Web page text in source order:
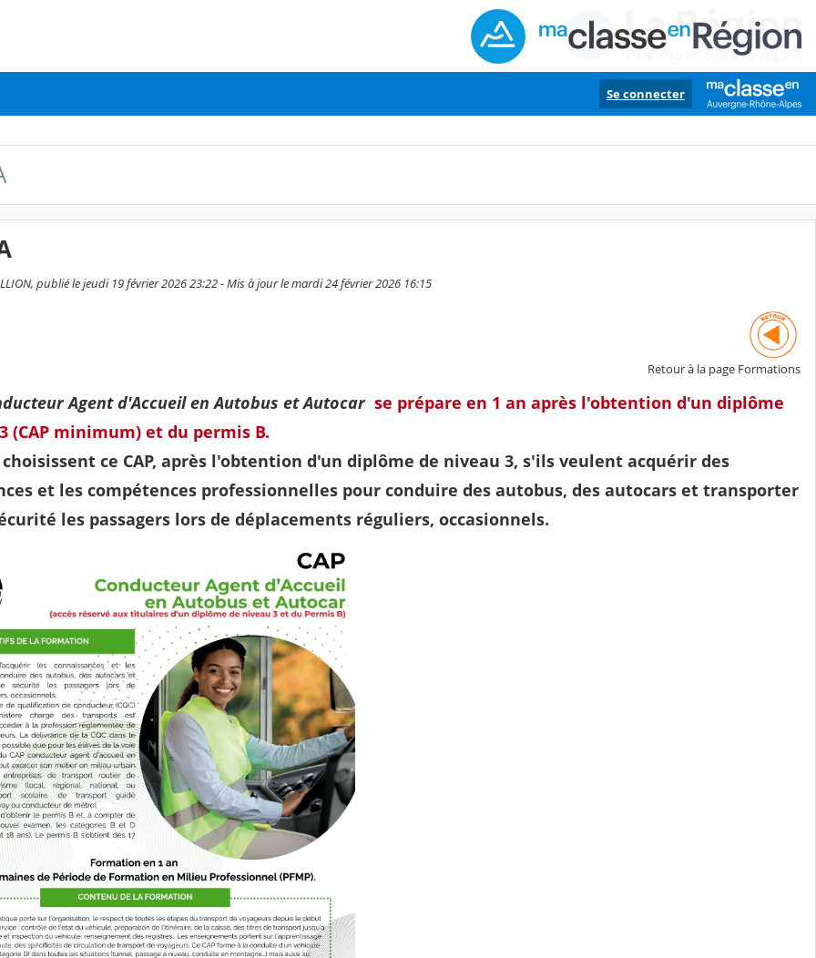
Se connecter
publié le jeudi 19 février 2026 23:22 - Mis à jour le mardi 24 février 2026 16:15
Retour à la page Formations
Agent d'Accueil en Autobus et Autocar se prépare en 1 an après l'obtention d'un diplôme
(CAP minimum) et du permis B.
choisissent ce CAP, après l'obtention d'un diplôme de niveau 3, s'ils veulent acquérir des
et les compétences professionnelles pour conduire des autobus, des autocars et transporter
les passagers lors de déplacements réguliers, occasionnels.